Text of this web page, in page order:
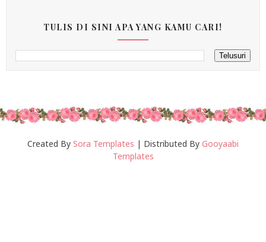
TULIS DI SINI APA YANG KAMU CARI!
Created By Sora Templates | Distributed By Gooyaabi
Templates